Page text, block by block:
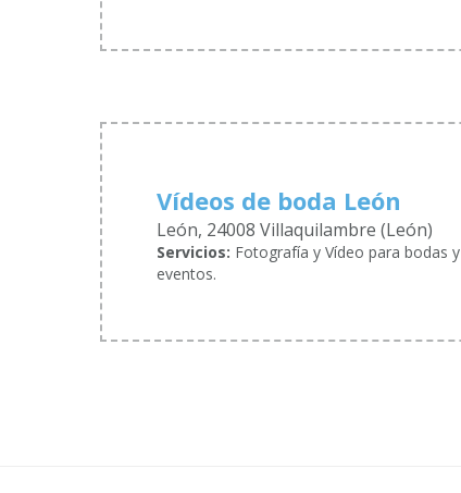
Vídeos de boda León
León, 24008 Villaquilambre (León)
Servicios: Fotografía y Vídeo para bodas y
eventos.